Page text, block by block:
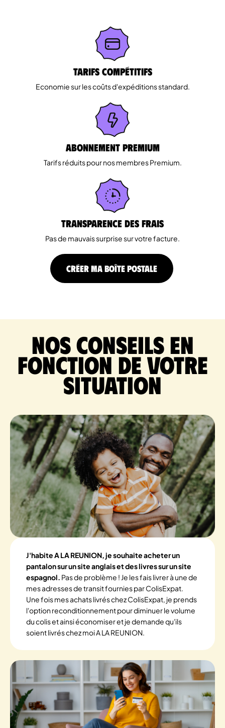
Tarifs Compétitifs
Economie sur les coûts d'expéditions standard.
Abonnement Premium
Tarifs réduits pour nos membres Premium.
Transparence des Frais
Pas de mauvais surprise sur votre facture.
CRÉER MA BOÎTE POSTALE
Nos conseils en
fonction de votre
situation
J'habite A LA REUNION, je souhaite acheter un
pantalon sur un site anglais et des livres sur un site
espagnol. Pas de problème ! Je les fais livrer à une de
mes adresses de transit fournies par ColisExpat.
Une fois mes achats livrés chez ColisExpat, je prends
l'option reconditionnement pour diminuer le volume
du colis et ainsi économiser et je demande qu'ils
soient livrés chez moi A LA REUNION.